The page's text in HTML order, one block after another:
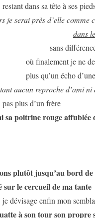
restant dans sa tête à ses
je serai près d’elle comme
dans
sans
où finalement je ne
plus qu’un écho
aucun reproche d’ami ni
pas plus d’un frère
sa poitrine rouge affublée
plutôt jusqu’au bord
sur le cercueil de ma tante
je dévisage enfin mon
à son tour son propre